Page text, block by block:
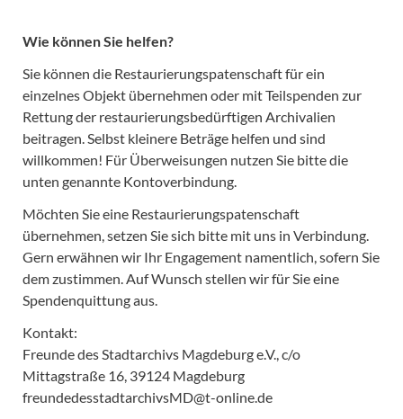
Wie können Sie helfen?
Sie können die Restaurierungspatenschaft für ein
einzelnes Objekt übernehmen oder mit Teilspenden zur
Rettung der restaurierungsbedürftigen Archivalien
beitragen. Selbst kleinere Beträge helfen und sind
willkommen! Für Überweisungen nutzen Sie bitte die
unten genannte Kontoverbindung.
Möchten Sie eine Restaurierungspatenschaft
übernehmen, setzen Sie sich bitte mit uns in Verbindung.
Gern erwähnen wir Ihr Engagement namentlich, sofern Sie
dem zustimmen. Auf Wunsch stellen wir für Sie eine
Spendenquittung aus.
Kontakt:
Freunde des Stadtarchivs Magdeburg e.V., c/o
Mittagstraße 16, 39124 Magdeburg
freundedesstadtarchivsMD@t-online.de